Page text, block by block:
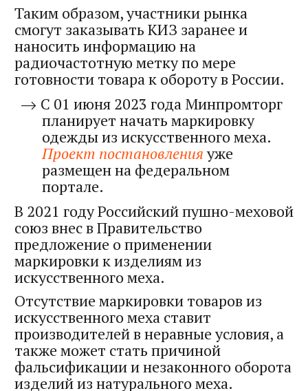
Таким образом, участники рынка
смогут заказывать КИЗ заранее и
наносить информацию на
радиочастотную метку по мере
готовности товара к обороту в России.
С 01 июня 2023 года Минпромторг
планирует начать маркировку
одежды из искусственного меха.
Проект постановленияуже
размещен на федеральном
портале.
В 2021 году Российский пушно-меховой
союз внес в Правительство
предложение о применении
маркировки к изделиям из
искусственного меха.
Отсутствие маркировки товаров из
искусственного меха ставит
производителей в неравные условия, а
также может стать причиной
фальсификации и незаконного оборота
изделий из натурального меха.